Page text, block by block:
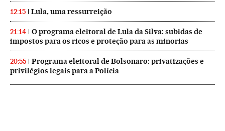
12:15 Lula, uma ressurreição
21:14
O programa eleitoral de Lula da Silva: subidas de
impostos para os ricos e proteção para as minorias
20:55
Programa eleitoral de Bolsonaro: privatizações e
privilégios legais para a Polícia